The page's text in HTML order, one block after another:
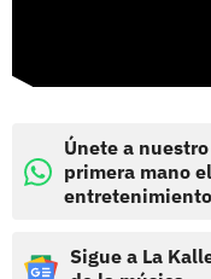
Únete a
primera mano
Sigue a La